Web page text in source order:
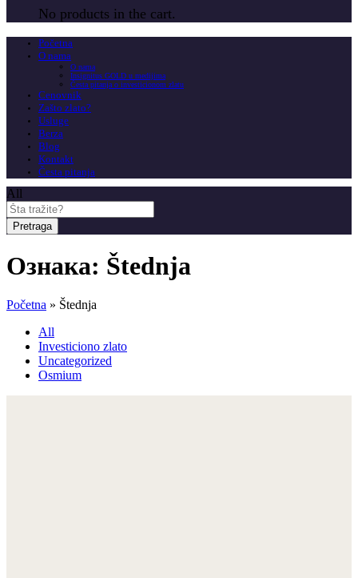
No products in the cart.
Početna
O nama
O nama
Insignitus GOLD u medijima
Česta pitanja o investicionom zlatu
Cenovnik
Zašto zlato?
Usluge
Berza
Blog
Kontakt
Česta pitanja
All
Pretraga
Ознака: Štednja
Početna » Štednja
All
Investiciono zlato
Uncategorized
Osmium